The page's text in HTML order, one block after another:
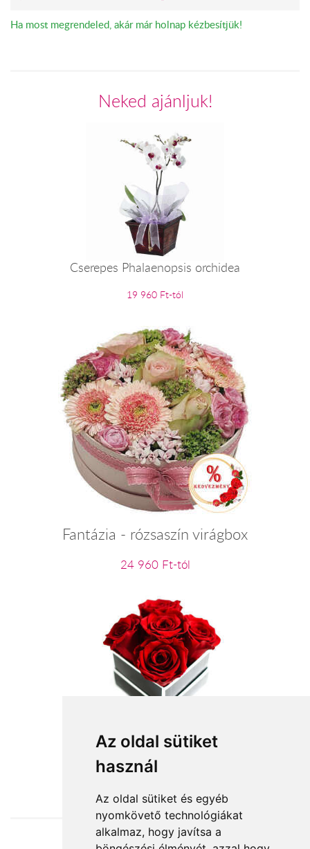
Az oldal sütiket
használ
Az oldal sütiket és egyéb
nyomkövető technológiákat
alkalmaz, hogy javítsa a
Ha most megrendeled, akár már holnap kézbesítjük!
Neked ajánljuk!
Cserepes Phalaenopsis orchidea
19 960 Ft-tól
Fantázia - rózsaszín virágbox
24 960 Ft-tól
Könnyedén!
19 600 Ft-tól